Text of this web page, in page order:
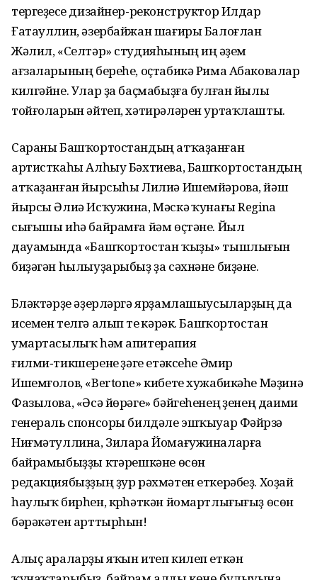
тергеҙеүсе дизайнер-реконструктор Илдар
Ғатауллин, әзербайжан шағиры Балоғлан
Жәлил, «Селтәр» студияһының иң әүҙем
ағзаларының береһе, оҫтабикә Рима Абаковалар
килгәйне. Улар ҙа баҫмабыҙға булған йылы
тойғоларын әйтеп, хәтирәләрен уртаҡлашты.
Сараны Башҡортостандың атҡаҙанған
артисткаһы Алһыу Бәхтиева, Башҡортостандың
атҡаҙанған йырсыһы Лилиә Ишемйәрова, йәш
йырсы Әлиә Исҡужина, Мәскәү ҡунағы Regina
сығышы иһә байрамға йәм өҫтәне. Йыл
дауамында «Башҡортостан ҡыҙы» тышлығын
биҙәгән һылыуҙарыбыҙ ҙа сәхнәне биҙәне.
Бүләктәрҙе әҙерләргә ярҙамлашыусыларҙың да
исемен телгә алып үтеү кәрәк. Башҡортостан
умартасылыҡ һәм апитерапия
ғилми‑тикшеренеү үҙәге етәксеһе Әмир
Ишемғолов, «Bertone» кибете хужабикәһе Мәҙинә
Фазылова, «Әсә йөрәге» бәйгеһенең үҙенең даими
генераль спонсоры билдәле эшҡыуар Фәйрүзә
Ниғмәтуллина, Зилара Йомағужиналарға
байрамыбыҙҙы күтәрешкәне өсөн
редакциябыҙҙың ҙур рәхмәтен еткерәбеҙ. Хоҙай
һаулыҡ бирһен, күрһәткән йомартлығығыҙ өсөн
бәрәкәтен арттырһын!
Алыҫ араларҙы яҡын итеп килеп еткән